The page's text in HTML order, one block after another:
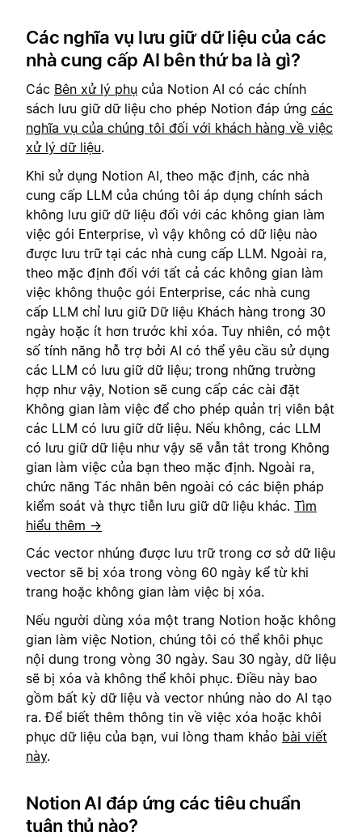
Các nghĩa vụ lưu giữ dữ liệu của các
nhà cung cấp AI bên thứ ba là gì?
Các Bên xử lý phụ của Notion AI có các chính
sách lưu giữ dữ liệu cho phép Notion đáp ứng các
nghĩa vụ của chúng tôi đối với khách hàng về việc
xử lý dữ liệu.
Khi sử dụng Notion AI, theo mặc định, các nhà
cung cấp LLM của chúng tôi áp dụng chính sách
không lưu giữ dữ liệu đối với các không gian làm
việc gói Enterprise, vì vậy không có dữ liệu nào
được lưu trữ tại các nhà cung cấp LLM. Ngoài ra,
theo mặc định đối với tất cả các không gian làm
việc không thuộc gói Enterprise, các nhà cung
cấp LLM chỉ lưu giữ Dữ liệu Khách hàng trong 30
ngày hoặc ít hơn trước khi xóa. Tuy nhiên, có một
số tính năng hỗ trợ bởi AI có thể yêu cầu sử dụng
các LLM có lưu giữ dữ liệu; trong những trường
hợp như vậy, Notion sẽ cung cấp các cài đặt
Không gian làm việc để cho phép quản trị viên bật
các LLM có lưu giữ dữ liệu. Nếu không, các LLM
có lưu giữ dữ liệu như vậy sẽ vẫn tắt trong Không
gian làm việc của bạn theo mặc định. Ngoài ra,
chức năng Tác nhân bên ngoài có các biện pháp
kiểm soát và thực tiễn lưu giữ dữ liệu khác. Tìm
hiểu thêm →
Các vector nhúng được lưu trữ trong cơ sở dữ liệu
vector sẽ bị xóa trong vòng 60 ngày kể từ khi
trang hoặc không gian làm việc bị xóa.
Nếu người dùng xóa một trang Notion hoặc không
gian làm việc Notion, chúng tôi có thể khôi phục
nội dung trong vòng 30 ngày. Sau 30 ngày, dữ liệu
sẽ bị xóa và không thể khôi phục. Điều này bao
gồm bất kỳ dữ liệu và vector nhúng nào do AI tạo
ra. Để biết thêm thông tin về việc xóa hoặc khôi
phục dữ liệu của bạn, vui lòng tham khảo bài viết
này.
Notion AI đáp ứng các tiêu chuẩn
tuân thủ nào?